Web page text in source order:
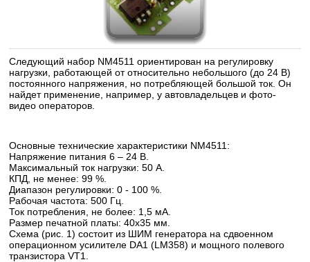
Следующий набор NM4511 ориентирован на регулировку
нагрузки, работающей от относительно небольшого (до 24 В)
постоянного напряжения, но потребляющей большой ток. Он
найдет применение, например, у автовладельцев и фото-
видео операторов.
Основные технические характеристики NM4511:
Напряжение питания 6 – 24 В.
Максимальный ток нагрузки: 50 А.
КПД, не менее: 99 %.
Диапазон регулировки: 0 - 100 %.
Рабочая частота: 500 Гц.
Ток потребления, не более: 1,5 мА.
Размер печатной платы: 40х35 мм.
Схема (рис. 1) состоит из ШИМ генератора на сдвоенном
операционном усилителе DA1 (LM358) и мощного полевого
транзистора VT1.